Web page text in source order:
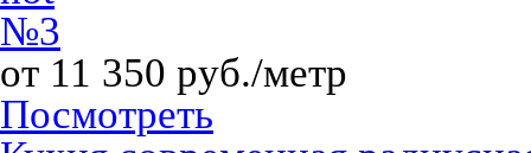
№3
от 11 350 руб./метр
Посмотреть